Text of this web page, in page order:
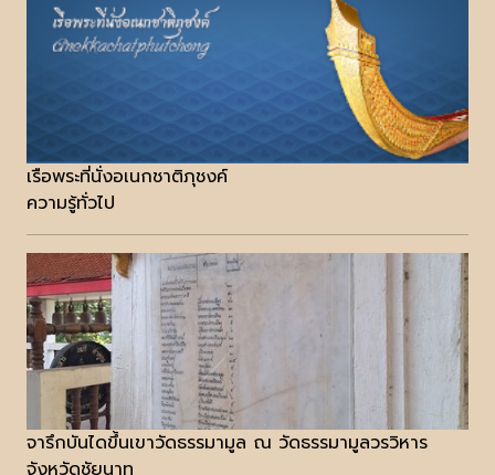
เรือพระที่นั่งอเนกชาติภุชงค์
ความรู้ทั่วไป
จารึกบันไดขึ้นเขาวัดธรรมามูล ณ วัดธรรมามูลวรวิหาร
จังหวัดชัยนาท